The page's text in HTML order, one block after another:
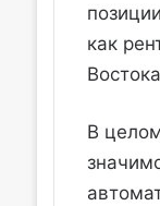
как
В